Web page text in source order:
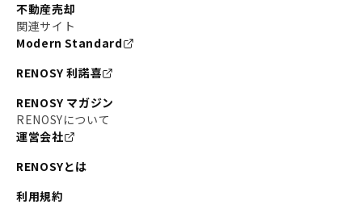
不動産売却
関連サイト
Modern Standard
RENOSY 利諾喜
RENOSY マガジン
RENOSYについて
運営会社
RENOSYとは
利用規約